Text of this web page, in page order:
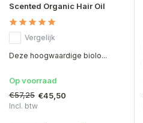
Scented Organic Hair Oil
Vergelijk
Deze hoogwaardige biolo...
Op voorraad
€57,25 €45,50
Incl. btw